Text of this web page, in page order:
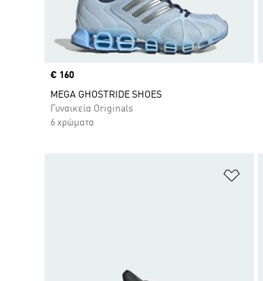
Price
€ 160
MEGA GHOSTRIDE SHOES
Γυναικεία Originals
6 χρώματα